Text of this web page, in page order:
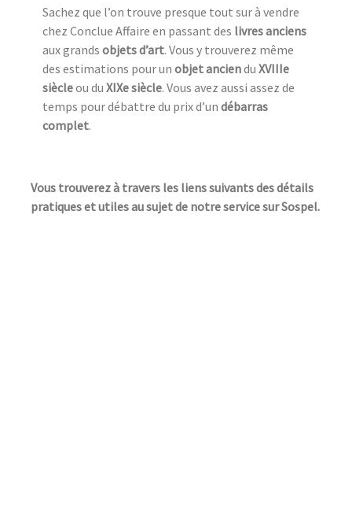
Sachez que l’on trouve presque tout sur à vendre
chez Conclue Affaire en passant des livres anciens
aux grands objets d’art. Vous y trouverez même
des estimations pour un objet anciendu XVIIIe
siècleou du XIXe siècle. Vous avez aussi assez de
temps pour débattre du prix d’un débarras
complet.
Vous trouverez à travers les liens suivants des détails
pratiques et utiles au sujet de notre service sur Sospel.